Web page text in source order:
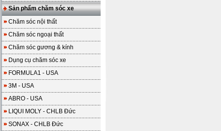
Sản phẩm chăm sóc xe
Chăm sóc nội thất
Chăm sóc ngoại thất
Chăm sóc gương & kính
Dụng cụ chăm sóc xe
FORMULA1 - USA
3M - USA
ABRO - USA
LIQUI MOLY - CHLB Đức
SONAX - CHLB Đức